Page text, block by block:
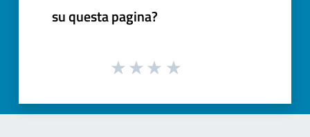
su questa pagina?